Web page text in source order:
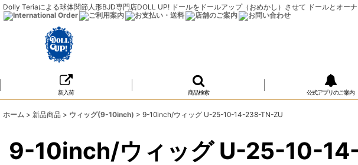
Dolly Teriaによる球体関節人形BJD専門店DOLL UP! ドールをドールアップ（おめかし）させて ドールとオー
新入荷 商品検索 公式アプリのご案内
ホーム > 新品商品 > ウィッグ(9-10inch) > 9-10inch/ウィッグ U-25-10-14-238-TN-ZU
9-10inch/ウィッグ U-25-10-